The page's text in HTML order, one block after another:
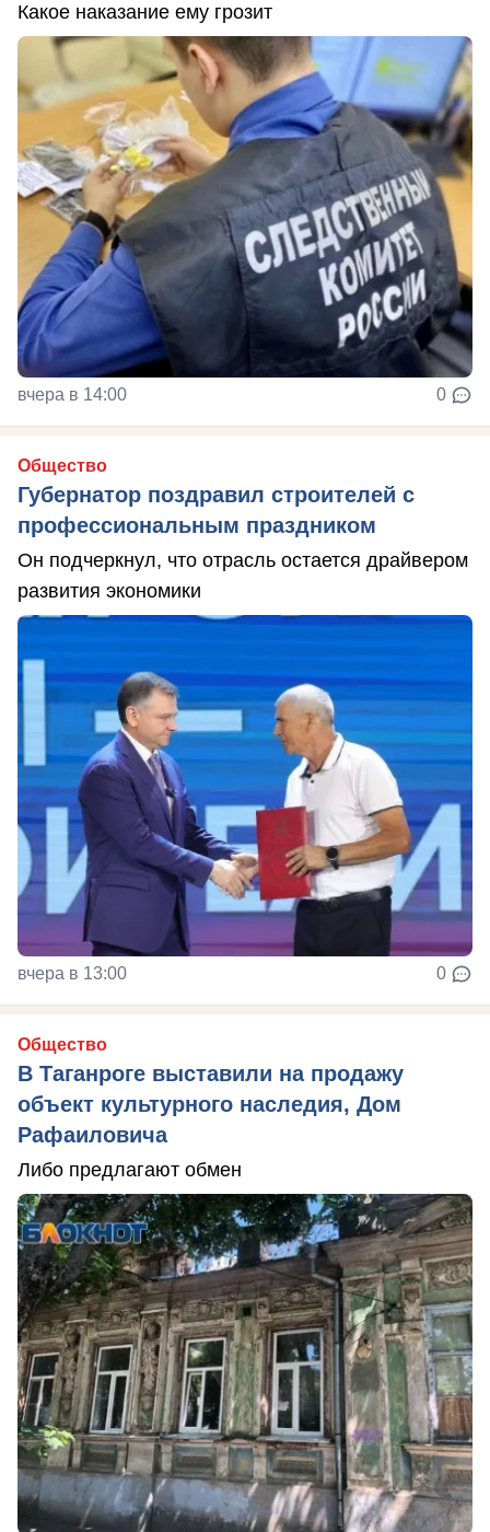
Какое наказание ему грозит
вчера в 14:00 0
Общество
Губернатор поздравил строителей с
профессиональным праздником
Он подчеркнул, что отрасль остается драйвером
развития экономики
вчера в 13:00 0
Общество
В Таганроге выставили на продажу
объект культурного наследия, Дом
Рафаиловича
Либо предлагают обмен